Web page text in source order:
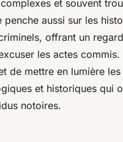
et souvent
penche aussi sur les
offrant un regard
les actes commis.
de mettre en lumière
et historiques qui
notoires.